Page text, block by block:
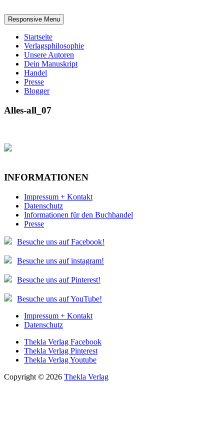
Responsive Menu
Startseite
Verlagsphilosophie
Unsere Autoren
Dein Manuskript
Handel
Presse
Blogger
Alles-all_07
INFORMATIONEN
Impressum + Kontakt
Datenschutz
Informationen für den Buchhandel
Presse
Besuche uns auf Facebook!
Besuche uns auf instagram!
Besuche uns auf Pinterest!
Besuche uns auf YouTube!
Impressum + Kontakt
Datenschutz
Thekla Verlag Facebook
Thekla Verlag Pinterest
Thekla Verlag Youtube
Copyright © 2026 Thekla Verlag